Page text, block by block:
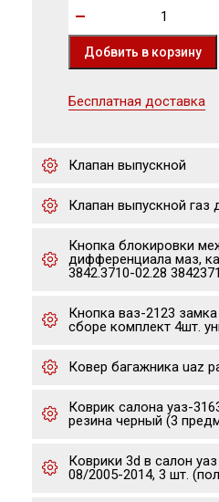
Бесплатная доставка
Клапан выпускной
Клапан выпускной газ
Кнопка блокировки
дифференциала маз,
3842.3710-02.28
Кнопка ваз-2123
сборе комплект 4шт.
Ковер багажника uaz
Коврик салона уаз-
резина черный (3
Коврики 3d в салон
08/2005-2014, 3 шт.